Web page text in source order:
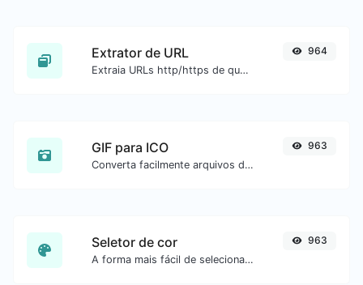
Extrator de URL
Extraia URLs http/https de qualquer tipo de conteúdo de texto.
964
GIF para ICO
Converta facilmente arquivos de imagem GIF para ICO.
963
Seletor de cor
A forma mais fácil de selecionar uma cor na roda de cores e obter o resultado em qualquer formato.
963